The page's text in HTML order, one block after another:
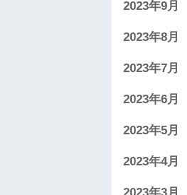
2023年9月
2023年8月
2023年7月
2023年6月
2023年5月
2023年4月